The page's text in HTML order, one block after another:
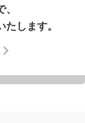
します。